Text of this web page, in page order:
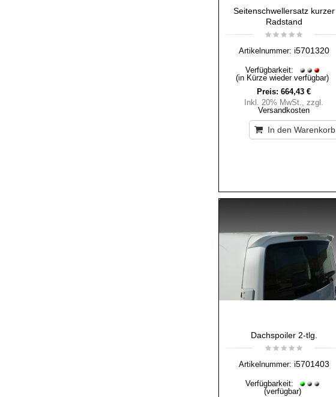
Seitenschwellersatz kurzer
Radstand
Artikelnummer: i5701320
Verfügbarkeit:
(in Kürze wieder verfügbar)
Preis: 664,43 €
Inkl. 20% MwSt.,zzgl.
Versandkosten
In den Warenkorb
Dachspoiler 2-tlg.
Artikelnummer: i5701403
Verfügbarkeit:
(verfügbar)